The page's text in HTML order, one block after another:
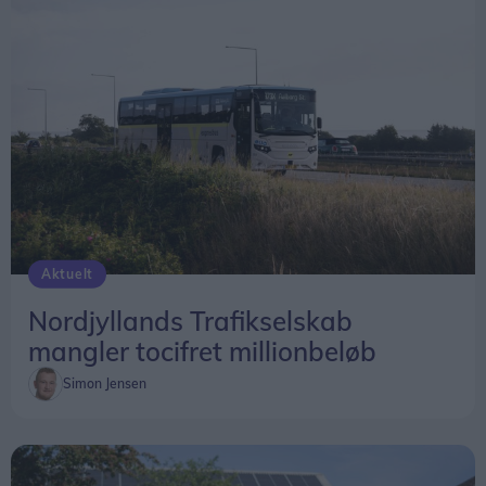
patent på sin cykel.
- Long John'en er formentlig opfundet af en 14-
årig cykellærling, der i første omgang skrinlagde
projektet, men 10 år senere satte den i produktion,
siger Kim Aagaard.
Historisk samling
Danmarks Cykelmuseum har en samling på
omkring 200 historiske modeller fra de første
træcykler og væltepetere til moderne cykler.
Men der er også 55 knallerter, gamle symaskiner,
Aktuelt
Nordjyllands Trafikselskab
mangler tocifret millionbeløb
Simon Jensen